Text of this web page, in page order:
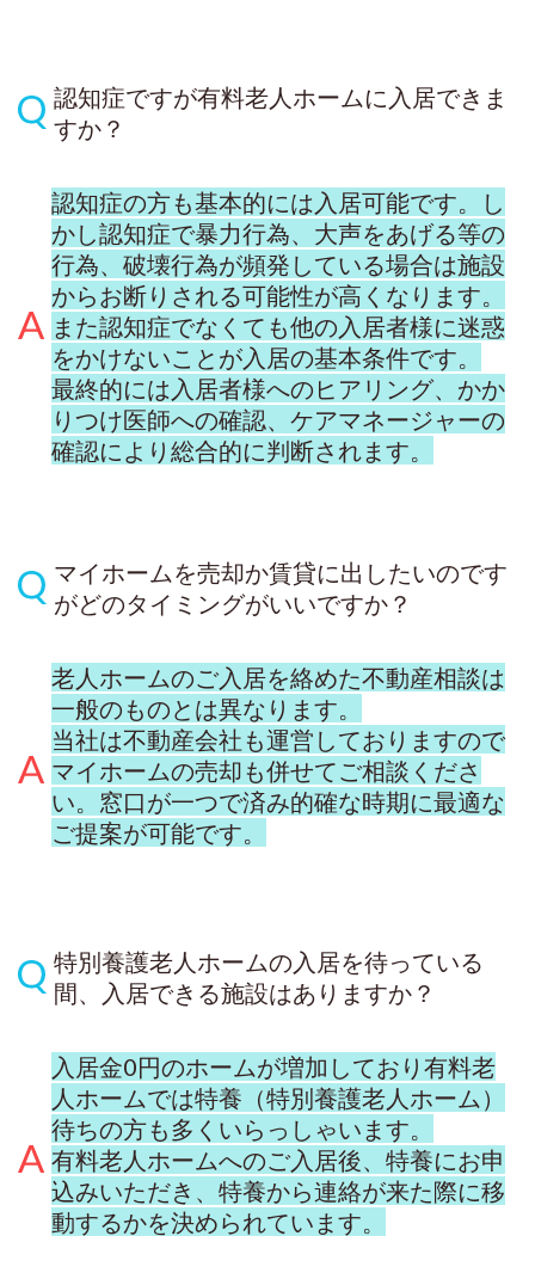
認知症ですが有料老人ホームに入居できま
すか？
認知症の方も基本的には入居可能です。し
かし認知症で暴力行為、大声をあげる等の
行為、破壊行為が頻発している場合は施設
からお断りされる可能性が高くなります。
また認知症でなくても他の入居者様に迷惑
をかけないことが入居の基本条件です。
最終的には入居者様へのヒアリング、かか
りつけ医師への確認、ケアマネージャーの
確認により総合的に判断されます。
マイホームを売却か賃貸に出したいのです
がどのタイミングがいいですか？
老人ホームのご入居を絡めた不動産相談は
一般のものとは異なります。
当社は不動産会社も運営しておりますので
マイホームの売却も併せてご相談くださ
い。窓口が一つで済み的確な時期に最適な
ご提案が可能です。
特別養護老人ホームの入居を待っている
間、入居できる施設はありますか？
入居金0円のホームが増加しており有料老
人ホームでは特養（特別養護老人ホーム）
待ちの方も多くいらっしゃいます。
有料老人ホームへのご入居後、特養にお申
込みいただき、特養から連絡が来た際に移
動するかを決められています。